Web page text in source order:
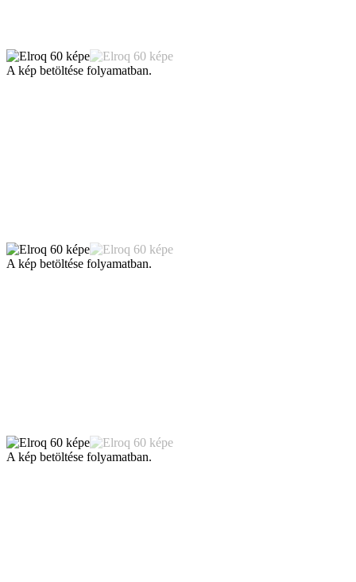
A kép betöltése folyamatban.
A kép betöltése folyamatban.
A kép betöltése folyamatban.